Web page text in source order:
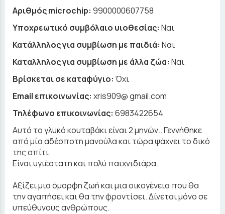
Αριθμός microchip: 9900000607758
Υποχρεωτικό συμβόλαιο υιοθεσίας: Ναι
Κατάλληλος για συμβίωση με παιδιά: Ναι
Καταλληλος για συμβίωση με άλλα ζώα: Ναι
Βρίσκεται σε καταφύγιο: Όχι
Email επικοινωνίας: xris909@ gmail.com
Τηλέφωνο επικοινωνίας: 6983422654
Αυτό το γλυκό κουταβάκι είναι 2 μηνών.. Γεννήθηκε
από μία αδέσποτη μανούλα και τώρα ψάχνει το δικό
της σπίτι.
Είναι υγιέστατη και πολύ παιχνιδιάρα.
Αξίζει μια όμορφη ζωή και μια οικογένεια που θα
την αγαπήσει και θα την φροντίσει. Δίνεται μόνο σε
υπεύθυνους ανθρώπους.